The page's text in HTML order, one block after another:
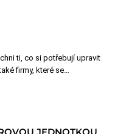
ti, co si potřebují upravit
firmy, které se…